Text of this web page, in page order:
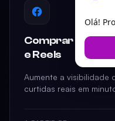
Comprar
e Reels
Aumente a visibilidade
curtidas reais em
potencializar alcance
Olá!